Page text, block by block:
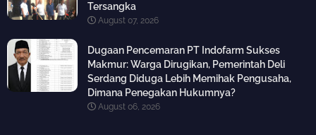
Tersangka
August 07, 2026
Dugaan Pencemaran PT Indofarm Sukses
Makmur: Warga Dirugikan, Pemerintah Deli
Serdang Diduga Lebih Memihak Pengusaha,
Dimana Penegakan Hukumnya?
August 06, 2026